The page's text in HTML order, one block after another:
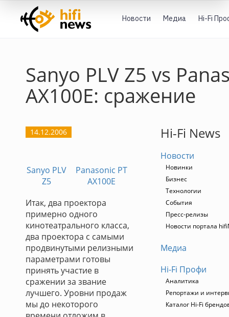
Новости Медиа Hi-Fi
Sanyo PLV Z5 vs
AX100E: сражение
14.12.2006
Sanyo PLV
Z5
Panasonic PT
AX100E
Итак, два проектора
примерно одного
кинотеатрального класса,
два проектора с самыми
продвинутыми релизными
параметрами готовы
принять участие в
сражении за звание
лучшего. Уровни продаж
мы до некоторого
Hi-Fi News
Новости
Новинки
Бизнес
Технологии
События
Пресс-релизы
Новости портала
Медиа
Hi-Fi Профи
Аналитика
Репортажи и
Каталог Hi-Fi